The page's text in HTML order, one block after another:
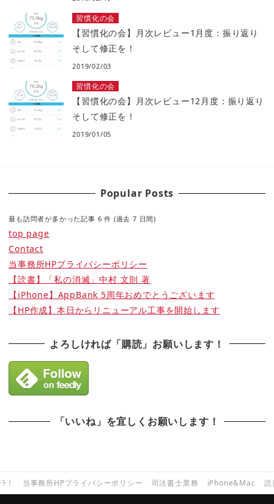
習慣化の会
【習慣化の会】月次レビュー1月度：振り返り
そして修正を！
2019/02/03
習慣化の会
【習慣化の会】月次レビュー12月度：振り返り
そして修正を！
2019/01/05
Popular Posts
最も訪問者が多かった記事 6 件 (過去 7 日間)
top page
Contact
当事務所HPプライバシーポリシー
【読書】「私の消滅」中村 文則 著
【iPhone】AppBank 5周年おめでとうございます
【HP作成】本日からリニューアル工事を開始します
よろしければ「購読」お願いします！
「いいね」を宜しくお願いします！
！ 当事務所HPプライバシーポリシー 司法書士業務 iPhone&Mac 読